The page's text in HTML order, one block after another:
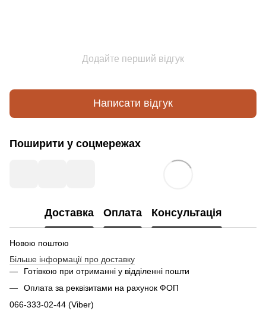
Додайте перший відгук
Написати відгук
Поширити у соцмережах
Доставка Оплата Консультація
Новою поштою
Більше інформації про доставку
Готівкою при отриманні у відділенні пошти
Оплата за реквізитами на рахунок ФОП
066-333-02-44 (Viber)